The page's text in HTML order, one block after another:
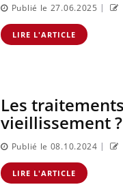
Publié le 27.06.2025 |
LIRE L'ARTICLE
Les
vieillissement ?
Publié le 08.10.2024 |
LIRE L'ARTICLE